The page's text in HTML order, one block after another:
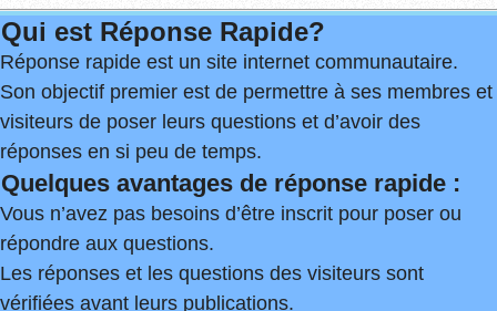
Qui est Réponse Rapide?
Réponse rapide est un site internet communautaire.
Son objectif premier est de permettre à ses membres et
visiteurs de poser leurs questions et d’avoir des
réponses en si peu de temps.
Quelques avantages de réponse rapide :
Vous n’avez pas besoins d’être inscrit pour poser ou
répondre aux questions.
Les réponses et les questions des visiteurs sont
vérifiées avant leurs publications.